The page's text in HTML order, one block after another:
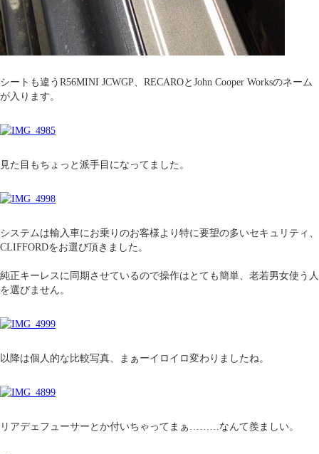
シートも違うR56MINI JCWGP、RECAROとJohn Cooper Worksのネーム
が入ります。
見た目もちょっと派手目になってました。
システムは輸入車にお乗りのお客様より特に要望の多いセキュリティ、
CLIFFORDをお選び頂きました。
純正キーレスに同期させているので操作はとても簡単、老若男女使う人
を選びません。
以降は個人的な比較写真、まぁーイロイロ変わりましたね。
リアデェフューサーとか付いちゃってまぁ………なんて羨ましい。